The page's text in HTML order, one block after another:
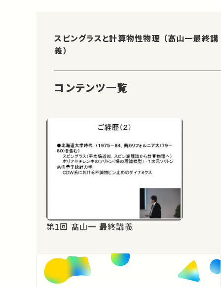
スピングラスと計算物性物理 （髙山一最終講
義）
コンテンツ一覧
第1回 髙山一 最終講義